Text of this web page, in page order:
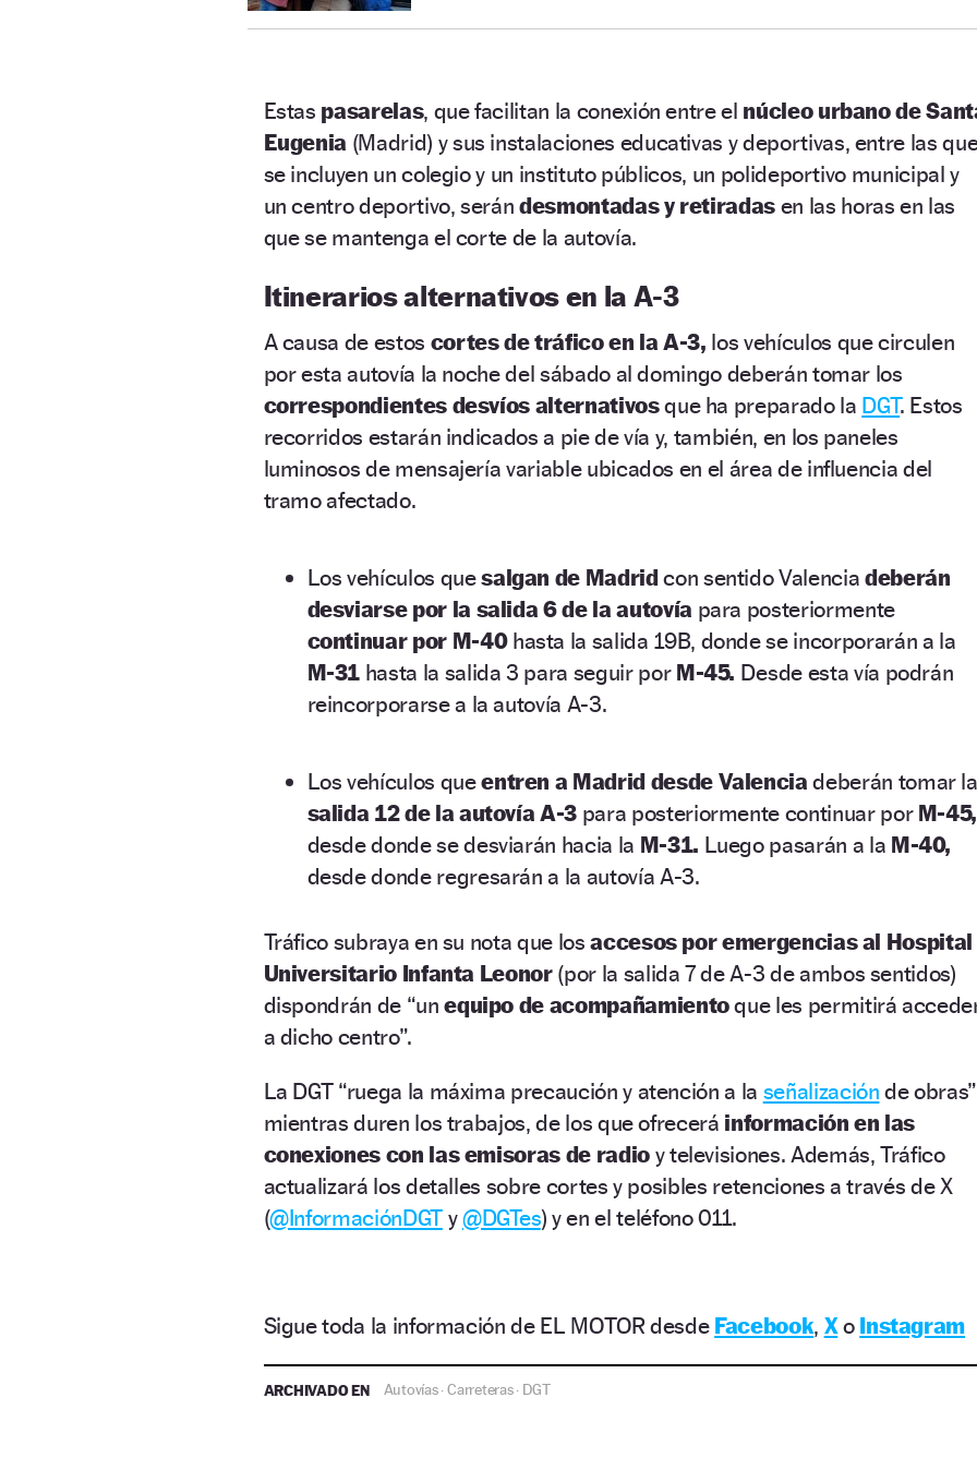
Estas pasarelas, que facilitan la conexión entre el núcleo urbano de
Eugenia (Madrid) y sus instalaciones educativas y deportivas, entre las
se incluyen un colegio y un instituto públicos, un polideportivo municipal y
un centro deportivo, serándesmontadas y retiradas en las horas en las
que se mantenga el corte de la autovía.
Itinerarios alternativos en la A-3
A causa de estos cortes de tráfico en la A-3, los vehículos que circulen
por esta autovía la noche del sábado al domingo deberán tomar los
correspondientes desvíos alternativosque ha preparado la DGT. Estos
recorridos estarán indicados a pie de vía y, también, en los paneles
luminosos de mensajería variable ubicados en el área de influencia del
tramo afectado.
Los vehículos quesalgan de Madridcon sentido Valencia deberán
desviarse por la salida 6 de la autovía para posteriormente
continuar por M-40hasta la salida 19B, donde se incorporarán a la
M-31 hasta la salida 3 para seguir por M-45. Desde esta vía podrán
reincorporarse a la autovía A-3.
Los vehículos queentren a Madrid desde Valenciadeberán tomar la
salida 12 de la autovía A-3 para posteriormente continuar porM-45,
desde donde se desviarán hacia la M-31. Luego pasarán a la M-40,
desde donde regresarán a la autovía A-3.
Tráfico subraya en su nota que losaccesos por emergencias al Hospital
Universitario Infanta Leonor (por la salida 7 de A-3 de ambos sentidos)
dispondrán de “unequipo de acompañamientoque les permitirá
a dicho centro”.
La DGT “ruega la máxima precaución y atención a la señalización de obras”
mientras duren los trabajos, de los que ofrecerá información en las
conexiones con las emisoras de radioy televisiones. Además, Tráfico
actualizará los detalles sobre cortes y posibles retenciones a través de X
(@InformaciónDGTy@DGTes) y en el teléfono 011.
Sigue toda la información de EL MOTOR desde Facebook, Xo Instagram
ARCHIVADO EN Autovías·Carreteras· DGT